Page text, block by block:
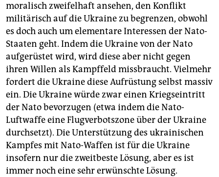
moralisch zweifelhaft ansehen, den Konflikt
militärisch auf die Ukraine zu begrenzen, obwohl
es doch auch um elementare Interessen der Nato-
Staaten geht. Indem die Ukraine von der Nato
aufgerüstet wird, wird diese aber nicht gegen
ihren Willen als Kampffeld missbraucht. Vielmehr
fordert die Ukraine diese Aufrüstung selbst massiv
ein. Die Ukraine würde zwar einen Kriegseintritt
der Nato bevorzugen (etwa indem die Nato-
Luftwaffe eine Flugverbotszone über der Ukraine
durchsetzt). Die Unterstützung des ukrainischen
Kampfes mit Nato-Waffen ist für die Ukraine
insofern nur die zweitbeste Lösung, aber es ist
immer noch eine sehr erwünschte Lösung.